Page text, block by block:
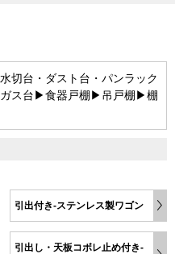
切台・ダスト台・パンラック
ス台▶食器戸棚▶吊戸棚▶棚
引出付き-ステンレス製ワゴン
引出し・天板コボレ止め付き-